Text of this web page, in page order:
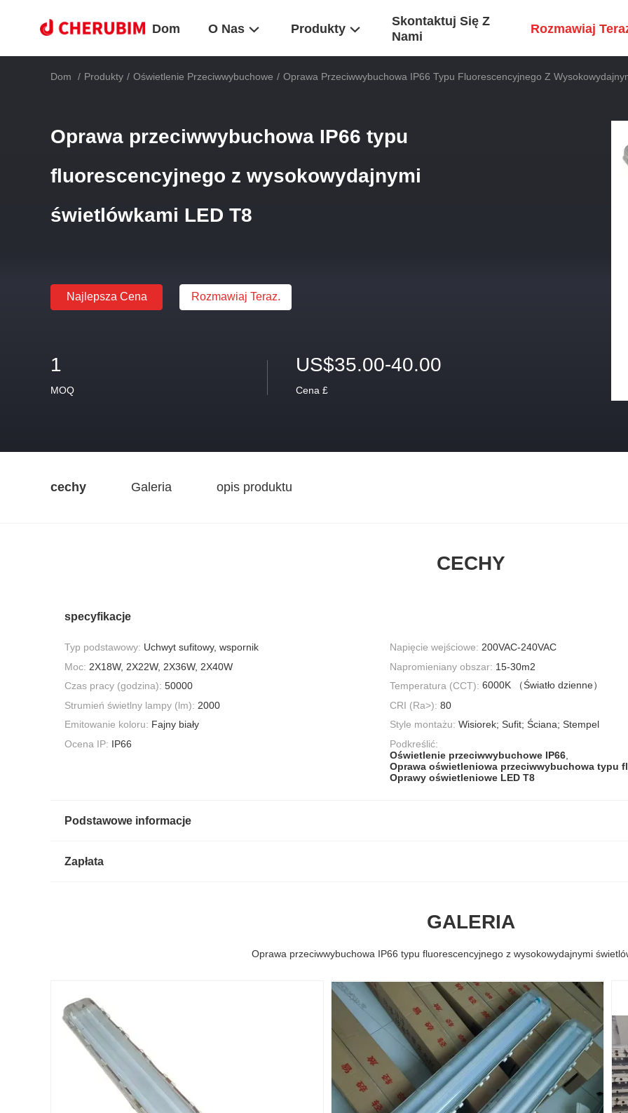
Dom O Nas Produkty
Skontaktuj Się Z
Nami
Rozmawiaj
Dom / Produkty / Oświetlenie Przeciwwybuchowe / Oprawa Przeciwwybuchowa IP66 Typu Fluorescencyjnego Z
Oprawa przeciwwybuchowa IP66 typu
fluorescencyjnego z wysokowydajnymi
świetlówkami LED T8
Najlepsza Cena Rozmawiaj Teraz.
1
MOQ
US$35.00-40.00
Cena £
cechy Galeria opis produktu
CECHY
specyfikacje
Typ podstawowy: Uchwyt sufitowy, wspornik Napięcie wejściowe: 200VAC-240VAC
Moc: 2X18W, 2X22W, 2X36W, 2X40W Napromieniany obszar: 15-30m2
Czas pracy (godzina): 50000 Temperatura (CCT): 6000K （Światło dzienne）
Strumień świetlny lampy (lm): 2000 CRI (Ra>): 80
Emitowanie koloru: Fajny biały Style montażu: Wisiorek; Sufit; Ściana; Stempel
Ocena IP: IP66
Podkreślić:
Oświetlenie przeciwwybuchowe IP66
Oprawa oświetleniowa przeciwwybuchowa typu
Oprawy oświetleniowe LED T8
Podstawowe informacje
Zapłata
GALERIA
Oprawa przeciwwybuchowa IP66 typu fluorescencyjnego z wysokowydajnymi